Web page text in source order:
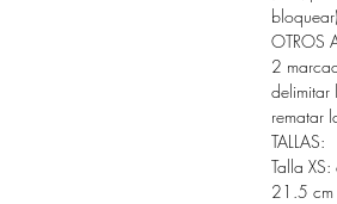
OTROS
2
delimitar
rematar
TALLAS:
Talla
21.5 cm